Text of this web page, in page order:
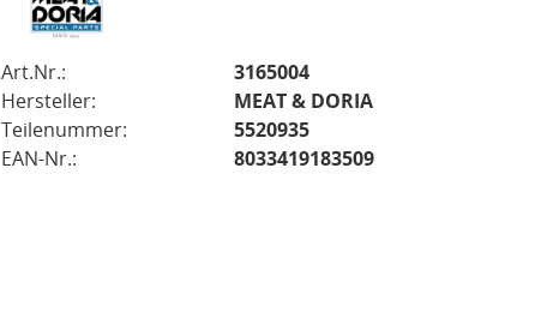
Art.Nr.:
3165004
Hersteller:
MEAT & DORIA
Teilenummer:
5520935
EAN-Nr.:
8033419183509